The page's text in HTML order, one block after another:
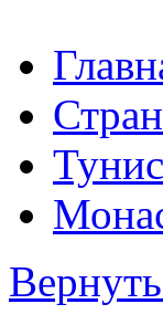
Тунис